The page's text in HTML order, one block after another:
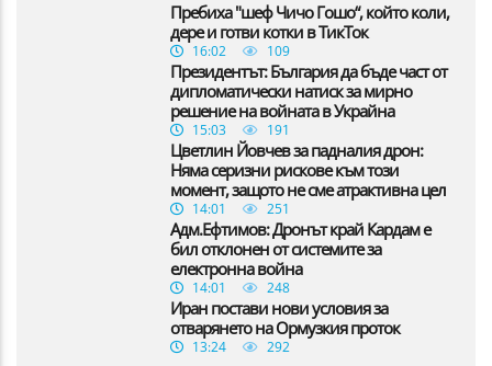
Пребиха "шеф Чичо Гошо“, който коли,
дере и готви котки в ТикТок
16:02 109
Президентът: България да бъде част от
дипломатически натиск за мирно
решение на войната в Украйна
15:03 191
Цветлин Йовчев за падналия дрон:
Няма серизни рискове към този
момент, защото не сме атрактивна цел
14:01 251
Адм.Ефтимов: Дронът край Кардам е
бил отклонен от системите за
електронна война
14:01 248
Иран постави нови условия за
отварянето на Ормузкия проток
13:24 292